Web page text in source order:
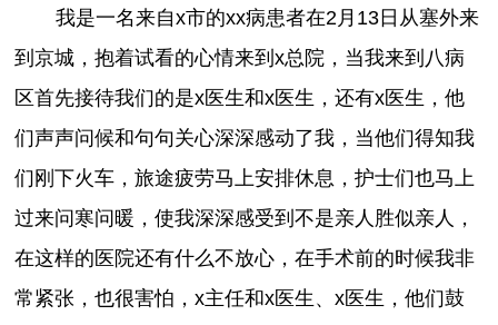
我是一名来自x市的xx病患者在2月13日从塞外来
到京城，抱着试看的心情来到x总院，当我来到八病
区首先接待我们的是x医生和x医生，还有x医生，他
们声声问候和句句关心深深感动了我，当他们得知我
们刚下火车，旅途疲劳马上安排休息，护士们也马上
过来问寒问暖，使我深深感受到不是亲人胜似亲人，
在这样的医院还有什么不放心，在手术前的时候我非
常紧张，也很害怕，x主任和x医生、x医生，他们鼓